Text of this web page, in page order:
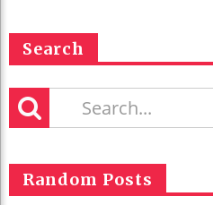
Search
Random Posts